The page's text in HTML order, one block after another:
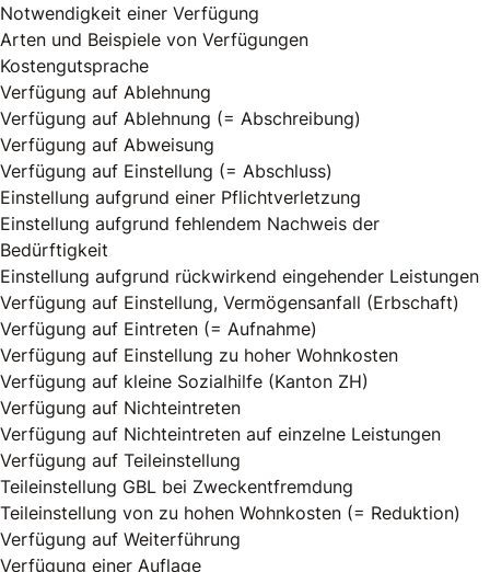
Notwendigkeit einer Verfügung
Arten und Beispiele von Verfügungen
Kostengutsprache
Verfügung auf Ablehnung
Verfügung auf Ablehnung (= Abschreibung)
Verfügung auf Abweisung
Verfügung auf Einstellung (= Abschluss)
Einstellung aufgrund einer Pflichtverletzung
Einstellung aufgrund fehlendem Nachweis der
Bedürftigkeit
Einstellung aufgrund rückwirkend eingehender Leistungen
Verfügung auf Einstellung, Vermögensanfall (Erbschaft)
Verfügung auf Eintreten (= Aufnahme)
Verfügung auf Einstellung zu hoher Wohnkosten
Verfügung auf kleine Sozialhilfe (Kanton ZH)
Verfügung auf Nichteintreten
Verfügung auf Nichteintreten auf einzelne Leistungen
Verfügung auf Teileinstellung
Teileinstellung GBL bei Zweckentfremdung
Teileinstellung von zu hohen Wohnkosten (= Reduktion)
Verfügung auf Weiterführung
Verfügung einer Auflage